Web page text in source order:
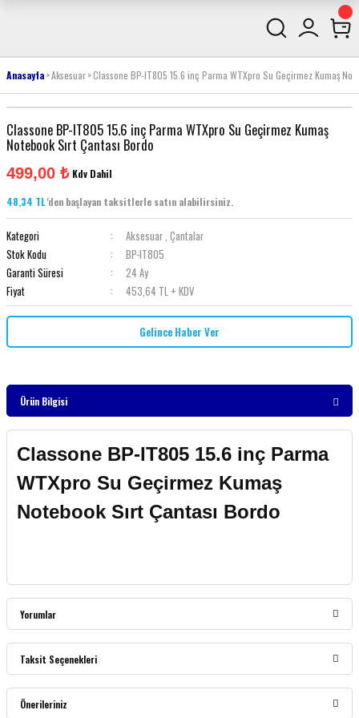
Anasayfa Aksesuar Classone BP-IT805 15.6 inç Parma WTXpro Su Geçirmez Kumaş
Classone BP-IT805 15.6 inç Parma WTXpro Su Geçirmez Kumaş
Notebook Sırt Çantası Bordo
499,00 ₺ Kdv Dahil
48,34 TL'den başlayan taksitlerle satın alabilirsiniz.
Kategori Aksesuar, Çantalar
Stok Kodu
BP-IT805
Garanti Süresi
24 Ay
Fiyat
453,64 TL + KDV
Gelince Haber Ver
Ürün Bilgisi
Classone BP-IT805 15.6 inç Parma
WTXpro Su Geçirmez Kumaş
Notebook Sırt Çantası Bordo
Yorumlar
Bu ürüne ilk yorumu siz yapın!
Taksit Seçenekleri
Önerileriniz